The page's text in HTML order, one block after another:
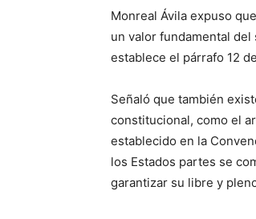
Monreal Ávila expuso
un valor fundamental
establece el párrafo 12
Señaló que también
constitucional, como el
establecido en la
los Estados partes se
garantizar su libre y